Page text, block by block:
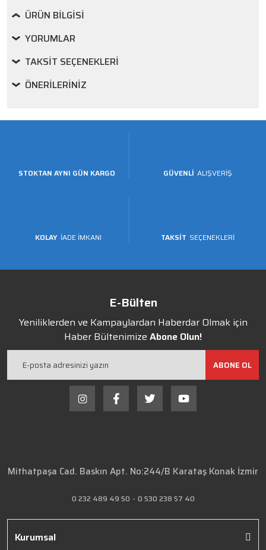
ÜRÜN BILGISI
YORUMLAR
TAKSIT SEÇENEKLERI
ÖNERILERINIZ
STOKTAN AYNI GÜN KARGO GÜVENLİ ALIŞVERİŞ
KOLAY İADE İMKANI TAKSİT SEÇENEKLERİ
E-Bülten
Yeniliklerden ve Kampaylardan Haberdar Olmak için
Haber Bültenimize Abone Olun!
ABONE OL
Mithatpaşa Cad. Baskın Apt. No:244/B Karataş Konak İzmir
0 232 489 49 50 - 0 530 238 57 40
Kurumsal